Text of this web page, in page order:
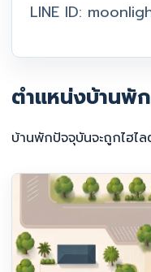
LINE ID:
ตำแหน่งบ้านพัก
บ้านพักปัจจุบันจะถูกไฮไ